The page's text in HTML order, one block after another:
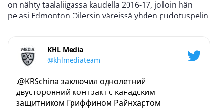
on nähty taalaliigassa kaudella 2016-17, jolloin hän
pelasi Edmonton Oilersin väreissä yhden pudotuspelin.
KHL Media
@khlmediateam
.@KRSchina заключил однолетний
двусторонний контракт с канадским
защитником Гриффином Райнхартом